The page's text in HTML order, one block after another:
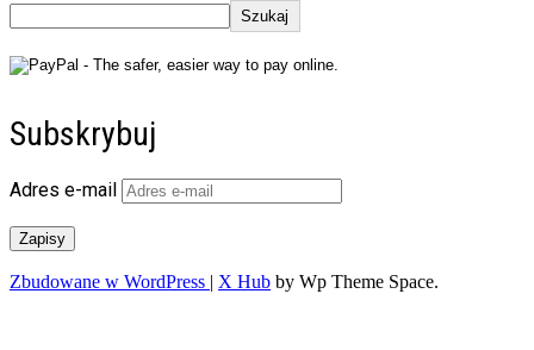
Szukaj
Subskrybuj
Adres e-mail
Zapisy
Zbudowane w WordPress | X Hub by Wp Theme Space.